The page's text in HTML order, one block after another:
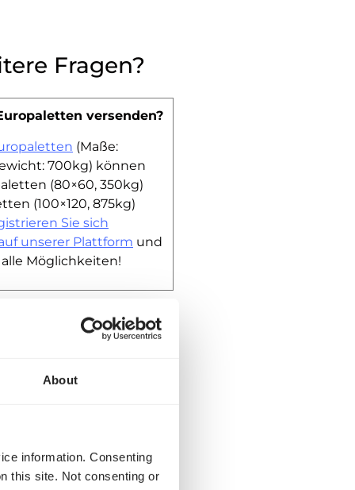
About
information. Consenting
this site. Not consenting or
Fragen?
versenden?
(Maße:
700kg) können
(80×60, 350kg)
(100×120, 875kg)
Sie sich
unserer Plattform und
Möglichkeiten!
Teilladungen (LTL)
Plattform können Sie
(FTL)
buchen wollen,
das im Handumdrehen